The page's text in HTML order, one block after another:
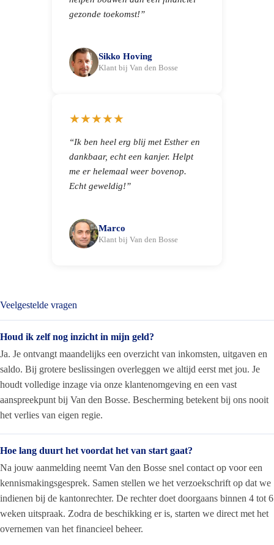
gezonde toekomst!”
Sikko Hoving
Klant bij Van den Bosse
★★★★★
“Ik ben heel erg blij met Esther en
dankbaar, echt een kanjer. Helpt
me er helemaal weer bovenop.
Echt geweldig!”
Marco
Klant bij Van den Bosse
Veelgestelde vragen
Houd ik zelf nog inzicht in mijn geld?
Ja. Je ontvangt maandelijks een overzicht van inkomsten, uitgaven en
saldo. Bij grotere beslissingen overleggen we altijd eerst met jou. Je
houdt volledige inzage via onze klantenomgeving en een vast
aanspreekpunt bij Van den Bosse. Bescherming betekent bij ons nooit
het verlies van eigen regie.
Hoe lang duurt het voordat het van start gaat?
Na jouw aanmelding neemt Van den Bosse snel contact op voor een
kennismakingsgesprek. Samen stellen we het verzoekschrift op dat we
indienen bij de kantonrechter. De rechter doet doorgaans binnen 4 tot 6
weken uitspraak. Zodra de beschikking er is, starten we direct met het
overnemen van het financieel beheer.